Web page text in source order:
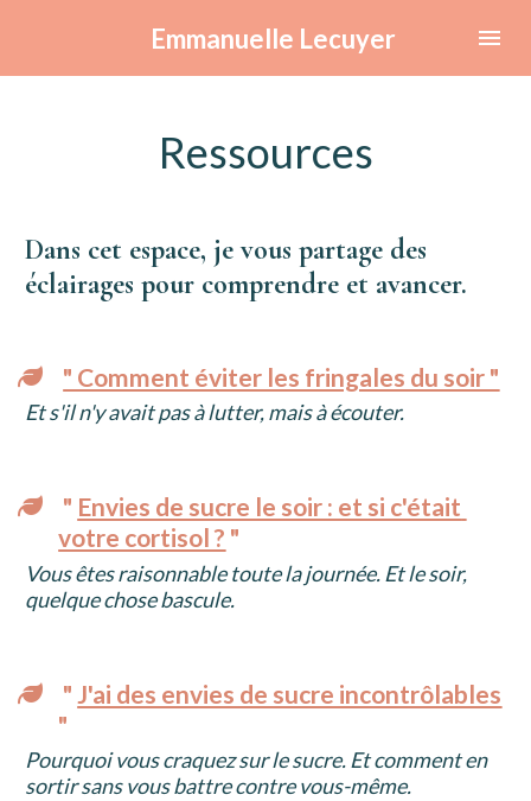
Emmanuelle Lecuyer
Ressources
Dans cet espace, je vous partage des
éclairages pour comprendre et avancer.
" Comment éviter les fringales du soir "
Et s'il n'y avait pas à lutter, mais à écouter.
" Envies de sucre le soir : et si c'était
votre cortisol ? "
Vous êtes raisonnable toute la journée. Et le soir,
quelque chose bascule.
" J'ai des envies de sucre incontrôlables
"
Pourquoi vous craquez sur le sucre. Et comment en
sortir sans vous battre contre vous-même.